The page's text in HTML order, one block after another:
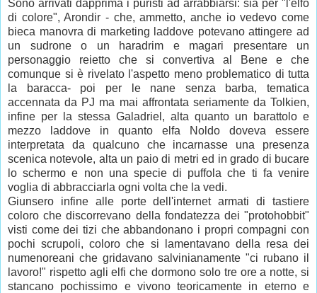
Sono arrivati dapprima i puristi ad arrabbiarsi: sia per "l'elfo
di colore", Arondir - che, ammetto, anche io vedevo come
bieca manovra di marketing laddove potevano attingere ad
un sudrone o un haradrim e magari presentare un
personaggio reietto che si convertiva al Bene e che
comunque si è rivelato l'aspetto meno problematico di tutta
la baracca- poi per le nane senza barba, tematica
accennata da PJ ma mai affrontata seriamente da Tolkien,
infine per la stessa Galadriel, alta quanto un barattolo e
mezzo laddove in quanto elfa Noldo doveva essere
interpretata da qualcuno che incarnasse una presenza
scenica notevole, alta un paio di metri ed in grado di bucare
lo schermo e non una specie di puffola che ti fa venire
voglia di abbracciarla ogni volta che la vedi.
Giunsero infine alle porte dell'internet armati di tastiere
coloro che discorrevano della fondatezza dei "protohobbit"
visti come dei tizi che abbandonano i propri compagni con
pochi scrupoli, coloro che si lamentavano della resa dei
numenoreani che gridavano salvinianamente "ci rubano il
lavoro!" rispetto agli elfi che dormono solo tre ore a notte, si
stancano pochissimo e vivono teoricamente in eterno e